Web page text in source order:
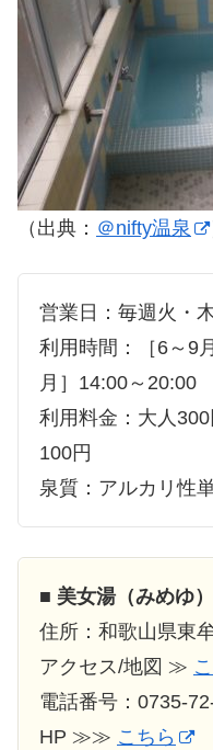
（出典： ＠nifty温泉
営業日：毎週火・
利用時間：［6～9
月］14:00～20:00
利用料金：大人300
100円
泉質：アルカリ性
■ 美女湯（みめゆ
住所：和歌山県東
アクセス/地図 ≫
電話番号：0735-
HP ≫≫ こちら